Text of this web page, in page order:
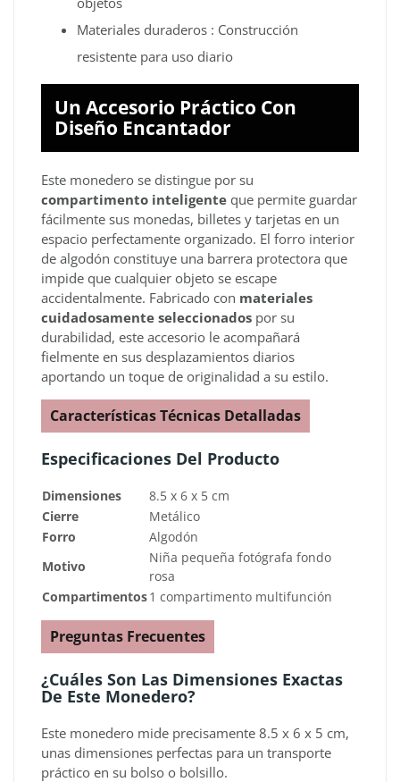
Materiales duraderos : Construcción
resistente para uso diario
Un Accesorio Práctico Con
Diseño Encantador
Este monedero se distingue por su
compartimento inteligente que permite guardar
fácilmente sus monedas, billetes y tarjetas en un
espacio perfectamente organizado. El forro interior
de algodón constituye una barrera protectora que
impide que cualquier objeto se escape
accidentalmente. Fabricado con materiales
cuidadosamente seleccionados por su
durabilidad, este accesorio le acompañará
fielmente en sus desplazamientos diarios
aportando un toque de originalidad a su estilo.
Características Técnicas Detalladas
Especificaciones Del Producto
Dimensiones
8.5 x 6 x 5 cm
Cierre
Metálico
Forro
Algodón
Motivo
Niña pequeña fotógrafa fondo
rosa
Compartimentos1 compartimento multifunción
Preguntas Frecuentes
¿Cuáles Son Las Dimensiones Exactas
De Este Monedero?
Este monedero mide precisamente 8.5 x 6 x 5 cm,
unas dimensiones perfectas para un transporte
práctico en su bolso o bolsillo.